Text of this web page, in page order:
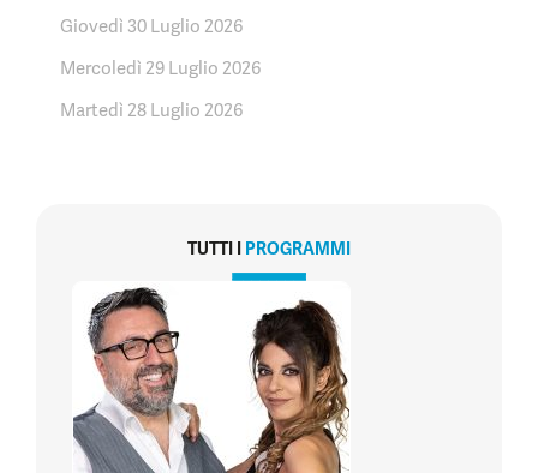
Giovedì 30 Luglio 2026
Mercoledì 29 Luglio 2026
Martedì 28 Luglio 2026
TUTTI I PROGRAMMI